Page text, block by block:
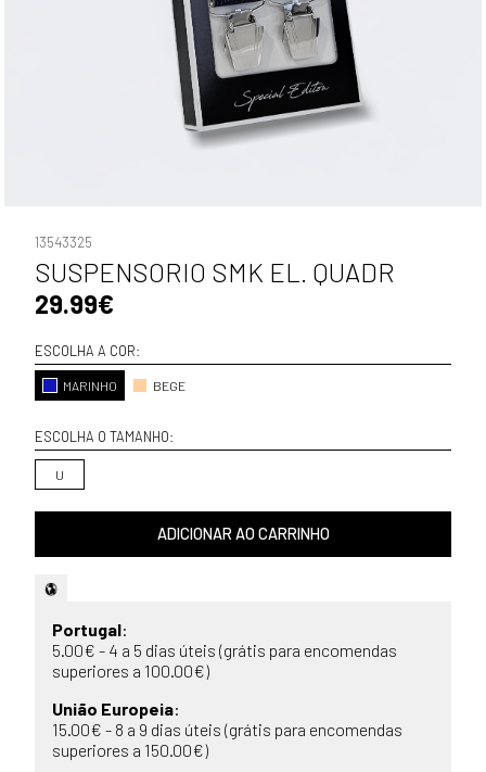
13543325
SUSPENSORIO SMK EL. QUADR
29.99€
ESCOLHA A COR:
MARINHO BEGE
ESCOLHA O TAMANHO:
U
ADICIONAR AO CARRINHO
Portugal:
5.00€ - 4 a 5 dias úteis (grátis para encomendas
superiores a 100.00€)
União Europeia:
15.00€ - 8 a 9 dias úteis (grátis para encomendas
superiores a 150.00€)